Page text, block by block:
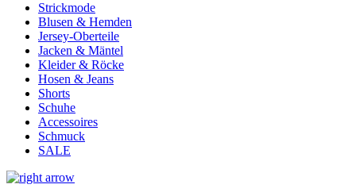
Strickmode
Blusen & Hemden
Jersey-Oberteile
Jacken & Mäntel
Kleider & Röcke
Hosen & Jeans
Shorts
Schuhe
Accessoires
Schmuck
SALE